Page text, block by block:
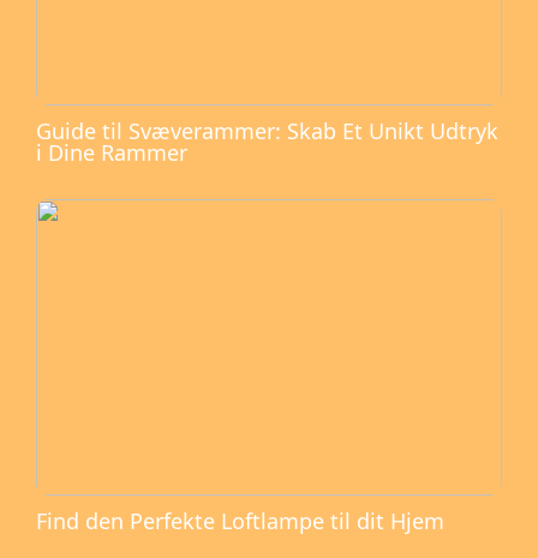
Guide til Svæverammer: Skab Et Unikt Udtryk
i Dine Rammer
Find den Perfekte Loftlampe til dit Hjem